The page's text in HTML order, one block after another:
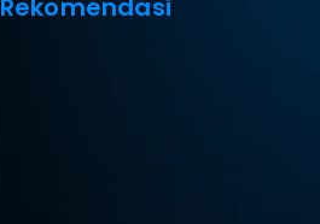
Rekomendasi